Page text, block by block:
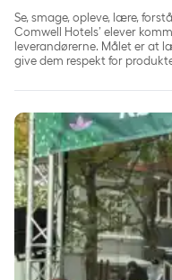
Se, smage, opleve, lære,
Comwell Hotels’ elever
leverandørerne. Målet er at
give dem respekt for
Comwell og Coor